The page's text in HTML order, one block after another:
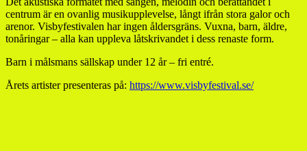
centrum är en ovanlig musikupplevelse, långt ifrån stora galor och
arenor. Visbyfestivalen har ingen åldersgräns. Vuxna, barn, äldre,
tonåringar – alla kan uppleva låtskrivandet i dess renaste form.
Barn i målsmans sällskap under 12 år – fri entré.
Årets artister presenteras på: https://www.visbyfestival.se/